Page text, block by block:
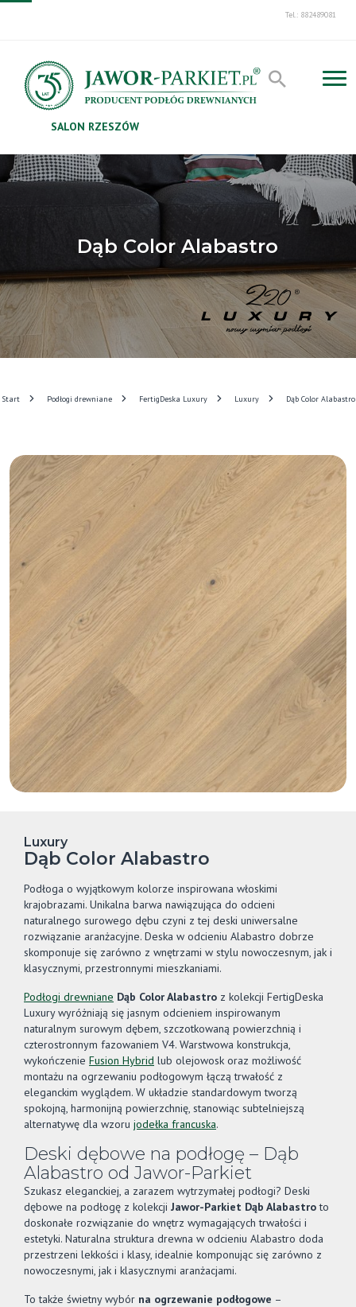
Tel.: 882489081
SALON RZESZÓW
Dąb Color Alabastro
Start Podłogi drewniane FertigDeska Luxury Luxury Dąb Color Alabastro
Luxury
Dąb Color Alabastro
Podłoga o wyjątkowym kolorze inspirowana włoskimi
krajobrazami. Unikalna barwa nawiązująca do odcieni
naturalnego surowego dębu czyni z tej deski uniwersalne
rozwiązanie aranżacyjne. Deska w odcieniu Alabastro dobrze
skomponuje się zarówno z wnętrzami w stylu nowoczesnym, jak i
klasycznymi, przestronnymi mieszkaniami.
Podłogi drewniane Dąb Color Alabastro z kolekcji FertigDeska
Luxury wyróżniają się jasnym odcieniem inspirowanym
naturalnym surowym dębem, szczotkowaną powierzchnią i
czterostronnym fazowaniem V4. Warstwowa konstrukcja,
wykończenie Fusion Hybrid lub olejowosk oraz możliwość
montażu na ogrzewaniu podłogowym łączą trwałość z
eleganckim wyglądem. W układzie standardowym tworzą
spokojną, harmonijną powierzchnię, stanowiąc subtelniejszą
alternatywę dla wzoru jodełka francuska.
Deski dębowe na podłogę – Dąb
Alabastro od Jawor-Parkiet
Szukasz eleganckiej, a zarazem wytrzymałej podłogi? Deski
dębowe na podłogę z kolekcji Jawor-Parkiet Dąb Alabastroto
doskonałe rozwiązanie do wnętrz wymagających trwałości i
estetyki. Naturalna struktura drewna w odcieniu Alabastro doda
przestrzeni lekkości i klasy, idealnie komponując się zarówno z
nowoczesnymi, jak i klasycznymi aranżacjami.
To także świetny wybór na ogrzewanie podłogowe –